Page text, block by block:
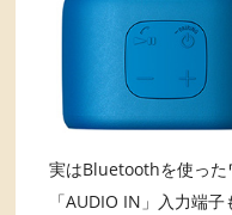
実はBluetoothを使った
「AUDIO IN」入力端子